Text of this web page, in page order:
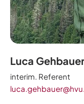
Luca Gehbauer
interim. Referent